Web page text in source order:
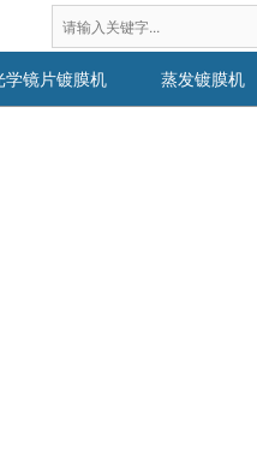
学镜片镀膜机 蒸发镀膜机